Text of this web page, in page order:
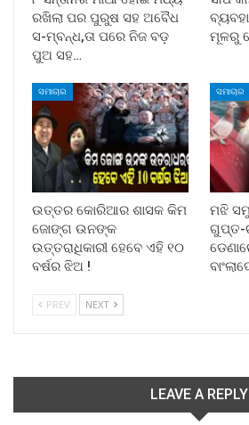
ରଖିଲା ପର ପୁରୁଷ ସହ ଅବୈଧ
ସ-ମ୍ବନ୍ଧ,ତା ପରେ ନିଜ ବଡ଼
ପୁଅ ସହ…
ମୂଳରୁ
ସମାଚାର
ଉତ୍ତର କୋରିଆର ଶାସକ କିମ
ଜୋଙ୍ଗ ଉନଙ୍କ
ଉତ୍ତରାଧିକାରୀ ହେବେ ଏହି ୧୦
ବର୍ଷର ଝିଅ !
ସମାଚାର
ମଝି
ଗୁପ୍ତ-
PREV NEXT
LEAVE A REPLY